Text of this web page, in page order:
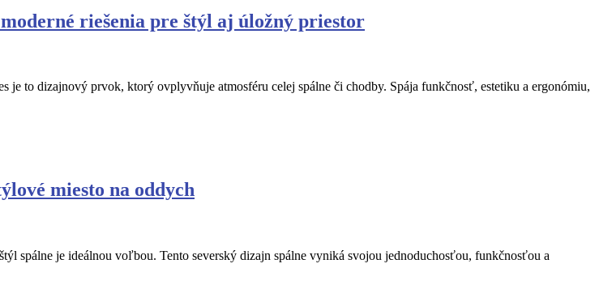
riešenia pre štýl aj úložný priestor
je to dizajnový prvok, ktorý ovplyvňuje atmosféru celej spálne či chodby. Spája funkčnosť, estetiku a ergonómiu,
miesto na oddych
spálne je ideálnou voľbou. Tento severský dizajn spálne vyniká svojou jednoduchosťou, funkčnosťou a